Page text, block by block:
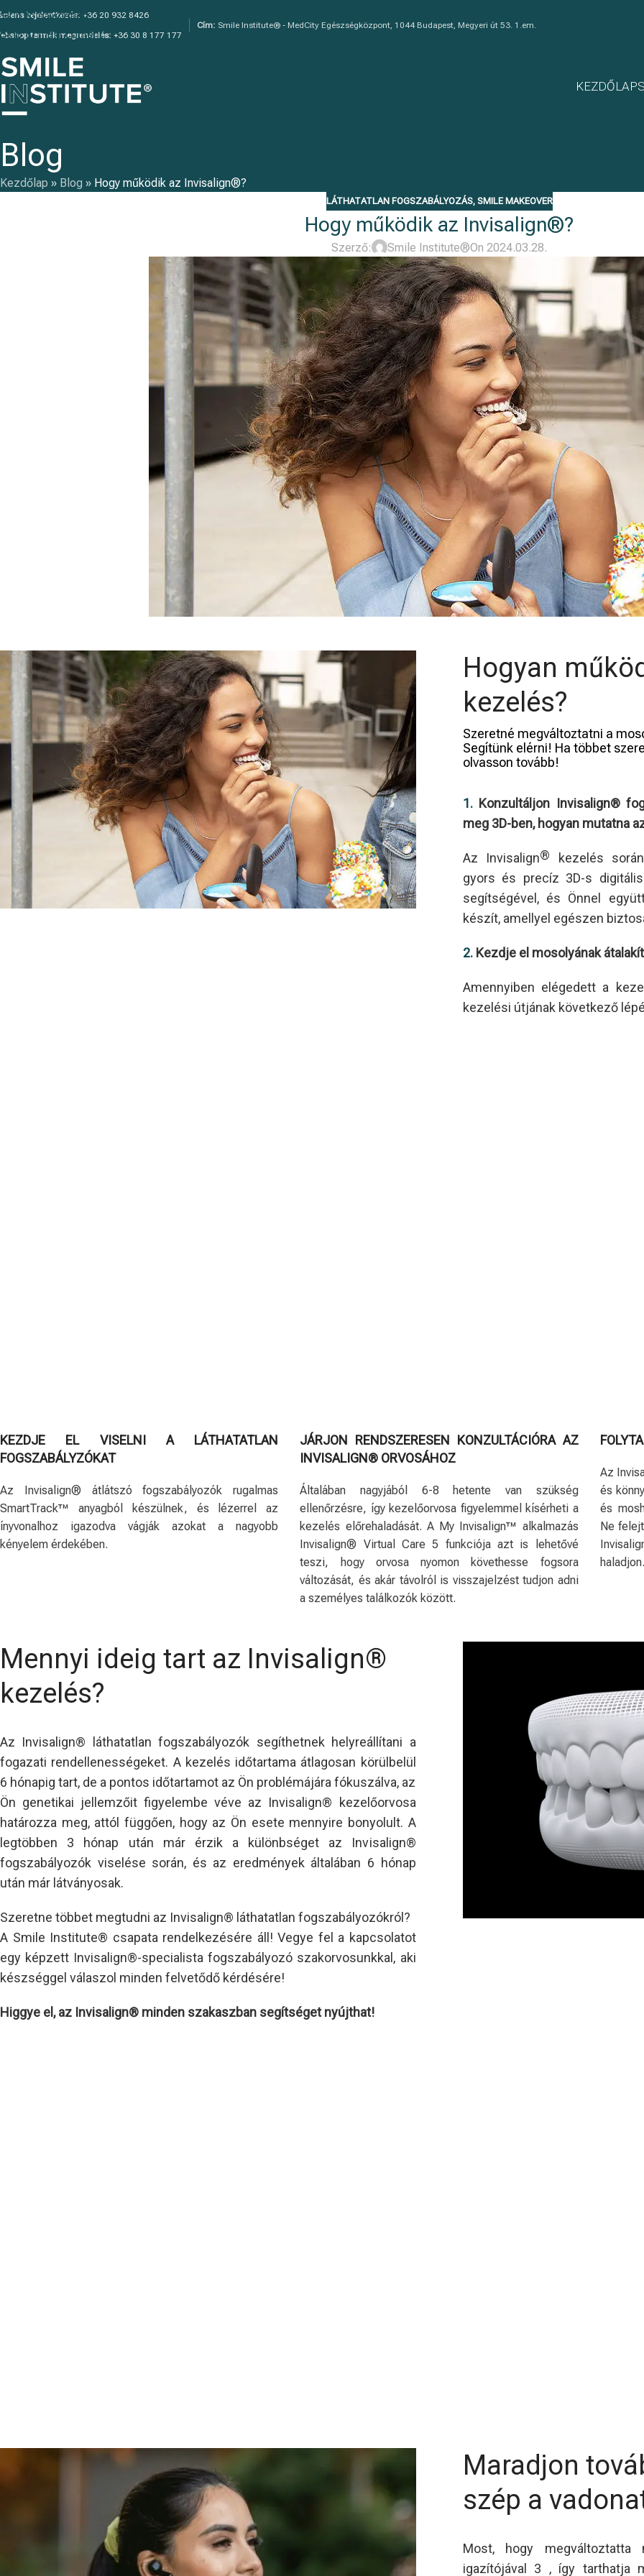
Skip to navigation
Skip to main content
bejelentkezés: +36 20 932 8426
termék megrendelés: +36 30 8 177 177
Cím: Smile Institute® - MedCity Egészségközpont, 1044 Budapest, Megyeri út 53. 1.em.
KEZDŐLAP
Blog
Kezdőlap » Blog » Hogy működik az Invisalign®?
LÁTHATATLAN FOGSZABÁLYOZÁS, SMILE MAKEOVER
Hogy működik az Invisalign®?
Szerző: Smile Institute®On 2024.03.28.
Hogyan
kezelés?
Szeretné megváltoztatni a
Segítünk elérni! Ha többet
olvasson tovább!
1.Konzultáljon Invisalign®
meg 3D-ben, hogyan mutatna
Az Invisalign® kezelés
gyors és precíz 3D-s
segítségével, és Önnel
készít, amellyel egészen
2.Kezdje el mosolyának
Amennyiben elégedett a
kezelési útjának következő
KEZDJE EL VISELNI A LÁTHATATLAN
FOGSZABÁLYZÓKAT
Az Invisalign® átlátszó fogszabályozók rugalmas
SmartTrack™ anyagból készülnek, és lézerrel az
ínyvonalhoz igazodva vágják azokat a nagyobb
kényelem érdekében.
JÁRJON RENDSZERESEN KONZULTÁCIÓRA AZ
INVISALIGN® ORVOSÁHOZ
Általában nagyjából 6-8 hetente van szükség
ellenőrzésre, így kezelőorvosa figyelemmel kísérheti a
kezelés előrehaladását. A My Invisalign™ alkalmazás
Invisalign® Virtual Care 5 funkciója azt is lehetővé
teszi, hogy orvosa nyomon követhesse fogsora
változását, és akár távolról is visszajelzést tudjon adni
a személyes találkozók között.
Az
és
és
Ne
haladjon.
Mennyi ideig tart az Invisalign®
kezelés?
Az Invisalign® láthatatlan fogszabályozók segíthetnek helyreállítani a
fogazati rendellenességeket. A kezelés időtartama átlagosan körülbelül
6 hónapig tart, de a pontos időtartamot az Ön problémájára fókuszálva, az
Ön genetikai jellemzőit figyelembe véve az Invisalign® kezelőorvosa
határozza meg, attól függően, hogy az Ön esete mennyire bonyolult. A
legtöbben 3 hónap után már érzik a különbséget az Invisalign®
fogszabályozók viselése során, és az eredmények általában 6 hónap
után már látványosak.
Szeretne többet megtudni az Invisalign® láthatatlan fogszabályozókról?
A Smile Institute® csapata rendelkezésére áll! Vegye fel a kapcsolatot
egy képzett Invisalign®-specialista fogszabályozó szakorvosunkkal, aki
készséggel válaszol minden felvetődő kérdésére!
Higgye el, az Invisalign® minden szakaszban segítséget nyújthat!
Maradjon
szép a
Most, hogy
igazítójával 3 , így tarthatja